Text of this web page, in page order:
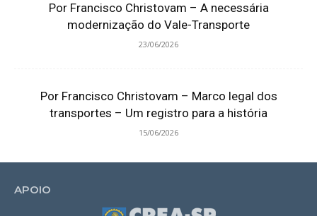
Por Francisco Christovam – A necessária
modernização do Vale-Transporte
23/06/2026
Por Francisco Christovam – Marco legal dos
transportes – Um registro para a história
15/06/2026
APOIO